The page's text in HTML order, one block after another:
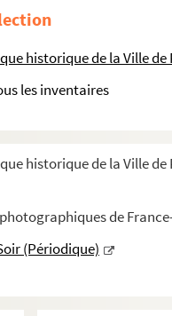
historique de la Ville de
les inventaires
historique de la Ville
de
(Périodique)
Comté
Normandie
France
Pas-de-Calais
de la Loire
Charentes